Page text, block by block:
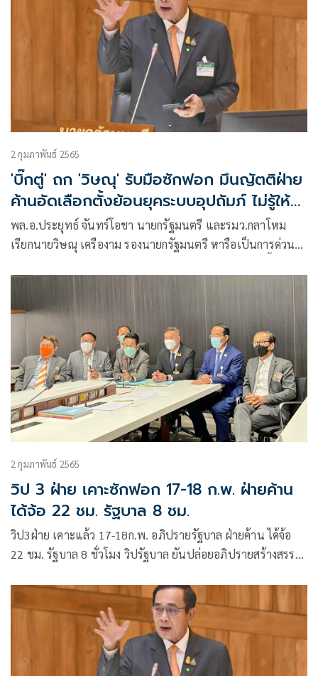
2 กุมภาพันธ์ 2565
'บิ๊กตู่' ถก 'วิษณุ' รับมือซักฟอก มึนญัตติฝ่าย
ค้านอัดเลือกตั้งย้อนยุคระบบอุปถัมภ์ ไม่รู้ให้
ใครตอบ
พล.อ.ประยุทธ์ จันทร์โอชา นายกรัฐมนตรี และรมว.กลาโหม
เรียกนายวิษณุ เครืองาม รองนายกรัฐมนตรี หารือเป็นการด่วนที่
ญัตติอภิปรายทั่วไปโดยไม่ลงมติตามรัฐธรรมนูญ มาตรา 152
ของฝ่ายค้าน ระหว่างวันที่ 17-18 ก.พ. โดยใช้เวลาหารือนานกว่า
2 กุมภาพันธ์ 2565
วิป 3 ฝ่าย เคาะซักฟอก 17-18 ก.พ. ฝ่ายค้าน
ได้จ้อ 22 ชม. รัฐบาล 8 ชม.
วิป3ฝ่าย เคาะแล้ว 17-18ก.พ. อภิปรายรัฐบาล ฝ่ายค้าน ได้จ้อ
22 ชม. รัฐบาล 8 ชั่วโมง วิปรัฐบาล ยันปล่อยอภิปรายสร้างสรรค์